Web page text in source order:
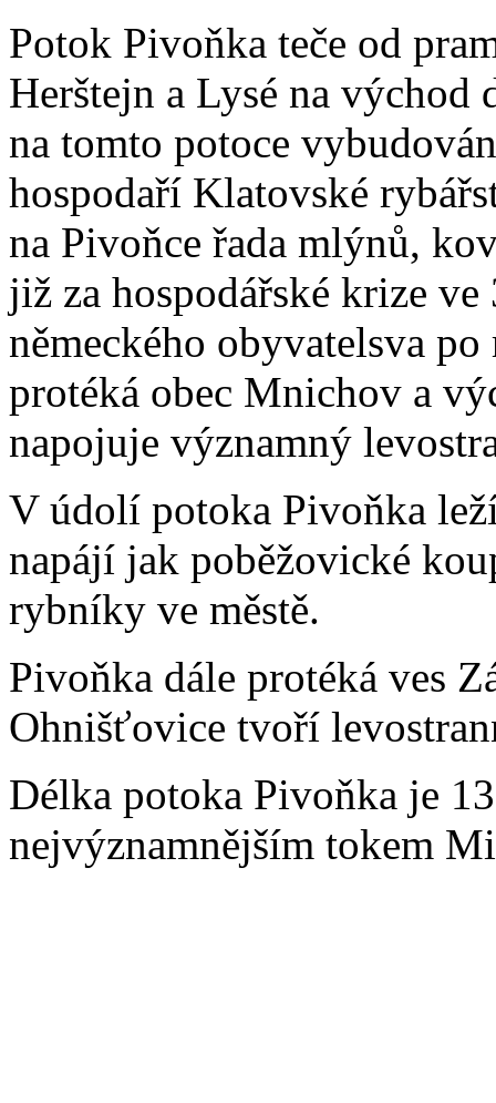
Potok Pivoňka teče od
Herštejn a Lysé na
na tomto potoce
hospodaří Klatovské
na Pivoňce řada mlýnů,
již za hospodářské krize
německého obyvatelsva
protéká obec Mnichov a
napojuje významný
V údolí potoka Pivoňka
napájí jak poběžovické
rybníky ve městě.
Pivoňka dále protéká ves
Ohnišťovice tvoří
Délka potoka Pivoňka je
nejvýznamnějším tokem